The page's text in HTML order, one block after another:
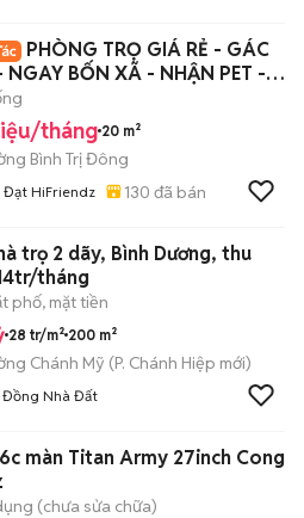
PHÒNG TRỌ GIÁ RẺ - GÁC
NGAY BỐN XÃ - NHẬN PET -
- 5P HIU
tháng 20 m²
Bình Trị Đông
Đạt HiFriendz 130 đã bán
trọ 2 dãy, Bình Dương, thu
tháng
phố, mặt tiền
28 tr/m² 200 m²
Chánh Mỹ (P. Chánh Hiệp mới)
Đồng Nhà Đất
màn Titan Army 27inch Cong
(chưa sửa chữa)